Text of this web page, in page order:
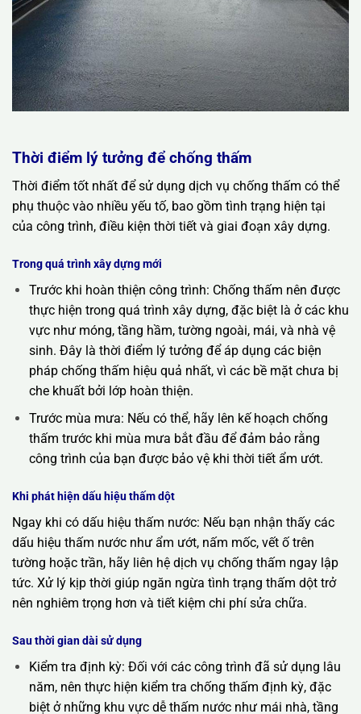
Thời điểm lý tưởng để chống thấm
Thời điểm tốt nhất để sử dụng dịch vụ chống thấm có thể
phụ thuộc vào nhiều yếu tố, bao gồm tình trạng hiện tại
của công trình, điều kiện thời tiết và giai đoạn xây dựng.
Trong quá trình xây dựng mới
Trước khi hoàn thiện công trình: Chống thấm nên được
thực hiện trong quá trình xây dựng, đặc biệt là ở các khu
vực như móng, tầng hầm, tường ngoài, mái, và nhà vệ
sinh. Đây là thời điểm lý tưởng để áp dụng các biện
pháp chống thấm hiệu quả nhất, vì các bề mặt chưa bị
che khuất bởi lớp hoàn thiện.
Trước mùa mưa: Nếu có thể, hãy lên kế hoạch chống
thấm trước khi mùa mưa bắt đầu để đảm bảo rằng
công trình của bạn được bảo vệ khi thời tiết ẩm ướt.
Khi phát hiện dấu hiệu thấm dột
Ngay khi có dấu hiệu thấm nước: Nếu bạn nhận thấy các
dấu hiệu thấm nước như ẩm ướt, nấm mốc, vết ố trên
tường hoặc trần, hãy liên hệ dịch vụ chống thấm ngay lập
tức. Xử lý kịp thời giúp ngăn ngừa tình trạng thấm dột trở
nên nghiêm trọng hơn và tiết kiệm chi phí sửa chữa.
Sau thời gian dài sử dụng
Kiểm tra định kỳ: Đối với các công trình đã sử dụng lâu
năm, nên thực hiện kiểm tra chống thấm định kỳ, đặc
biệt ở những khu vực dễ thấm nước như mái nhà, tầng